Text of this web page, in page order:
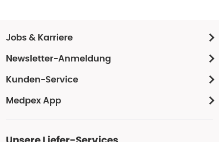
Jobs & Karriere
Newsletter-Anmeldung
Kunden-Service
Medpex App